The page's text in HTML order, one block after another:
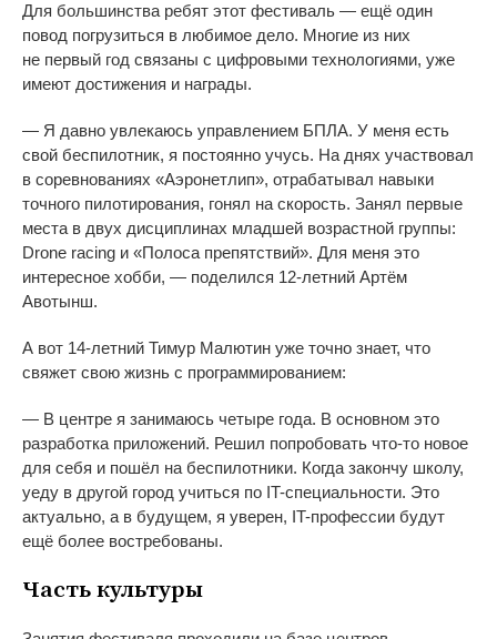
Для большинства ребят этот фестиваль — ещё один
повод погрузиться в любимое дело. Многие из них
не первый год связаны с цифровыми технологиями, уже
имеют достижения и награды.
— Я давно увлекаюсь управлением БПЛА. У меня есть
свой беспилотник, я постоянно учусь. На днях участвовал
в соревнованиях «Аэронетлип», отрабатывал навыки
точного пилотирования, гонял на скорость. Занял первые
места в двух дисциплинах младшей возрастной группы:
Drone racing и «Полоса препятствий». Для меня это
интересное хобби, — поделился 12-летний Артём
Авотынш.
А вот 14-летний Тимур Малютин уже точно знает, что
свяжет свою жизнь с программированием:
— В центре я занимаюсь четыре года. В основном это
разработка приложений. Решил попробовать что-то новое
для себя и пошёл на беспилотники. Когда закончу школу,
уеду в другой город учиться по IT-специальности. Это
актуально, а в будущем, я уверен, IT-профессии будут
ещё более востребованы.
Часть культуры